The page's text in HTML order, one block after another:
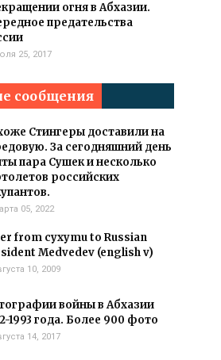
огня в Абхазии.
предательства
25, 2017
сообщения
Стингеры доставили на
За сегодняшний день
пара Сушек и несколько
российских
05, 2022
from cyxymu to Russian
Medvedev (english v)
10, 2009
войны в Абхазии
1993 года. Более 900 фото
14, 2017